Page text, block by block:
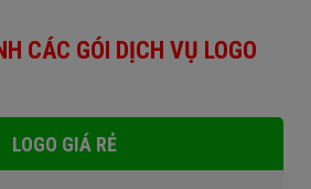
CÁC GÓI DỊCH VỤ LOGO
LOGO GIÁ RẺ